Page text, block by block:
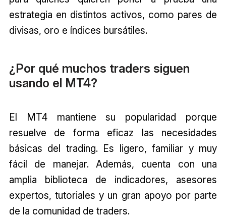
estrategia en distintos activos, como pares de
divisas, oro e índices bursátiles.
¿Por qué muchos traders siguen
usando el MT4?
El MT4 mantiene su popularidad porque
resuelve de forma eficaz las necesidades
básicas del trading. Es ligero, familiar y muy
fácil de manejar. Además, cuenta con una
amplia biblioteca de indicadores, asesores
expertos, tutoriales y un gran apoyo por parte
de la comunidad de traders.